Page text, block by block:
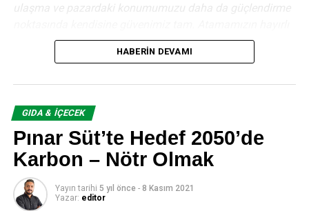
ulaşma ve pazardaki konumumuzu daha da güçlendirme
ve uğurlu olmasını diliyoruz.”
düzey yönetici olarak görev alan Ümit Bayvas, 30 yılı aşkın
kariyeri boyunca farklı ülkelerde büyük ölçekli ticari ve
organizasyonel dönüşüm projelerine liderlik etti. Türkiye,
Orta Doğu, Afrika ve Kuzey Amerika gibi geniş
coğrafyalarda dağıtım sistemleri, satış yapılanmaları ve
pazara giriş stratejilerinin oluşturulmasına öncülük eden
Bayvas, son dönemde uluslararası FMCG şirketlerine
danışmanlık yaparak ticari mükemmeliyet, pazar
HABERIN DEVAMI
GIDA & İÇECEK
Pınar Süt’te Hedef 2050’de
Karbon – Nötr Olmak
Yayın tarihi 5 yıl önce - 8 Kasım 2021
Yazar: editor